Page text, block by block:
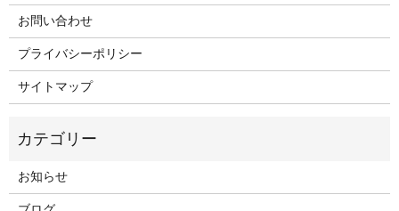
お問い合わせ
プライバシーポリシー
サイトマップ
お知らせ